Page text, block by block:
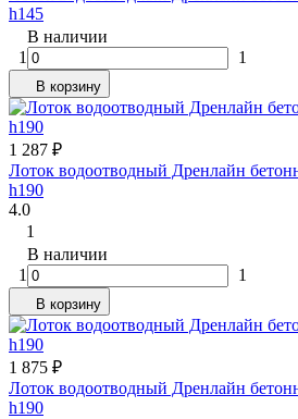
h145
В наличии
1
1
В корзину
1 287 ₽
Лоток водоотводный Дренлайн
h190
4.0
1
В наличии
1
1
В корзину
1 875 ₽
Лоток водоотводный Дренлайн
h190